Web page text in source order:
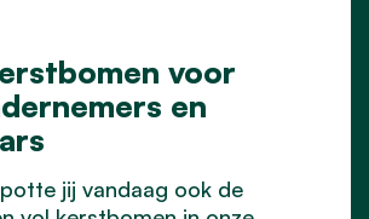
voor
en
jij vandaag ook de